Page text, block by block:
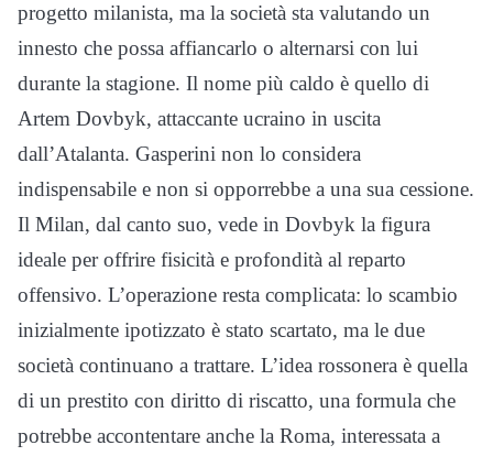
progetto milanista, ma la società sta valutando un
innesto che possa affiancarlo o alternarsi con lui
durante la stagione. Il nome più caldo è quello di
Artem Dovbyk, attaccante ucraino in uscita
dall’Atalanta. Gasperini non lo considera
indispensabile e non si opporrebbe a una sua cessione.
Il Milan, dal canto suo, vede in Dovbyk la figura
ideale per offrire fisicità e profondità al reparto
offensivo. L’operazione resta complicata: lo scambio
inizialmente ipotizzato è stato scartato, ma le due
società continuano a trattare. L’idea rossonera è quella
di un prestito con diritto di riscatto, una formula che
potrebbe accontentare anche la Roma, interessata a